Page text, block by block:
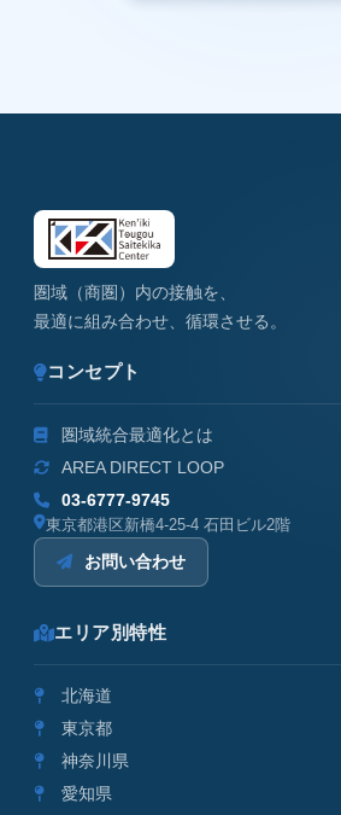
圏域（商圏）内の接触を、
最適に組み合わせ、循環させる。
コンセプト
圏域統合最適化とは
AREA DIRECT LOOP
03-6777-9745
東京都港区新橋4-25-4 石田ビル2階
お問い合わせ
エリア別特性
北海道
東京都
神奈川県
愛知県